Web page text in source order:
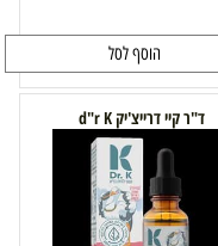
הוסף לסל
ד"ר קיי דרייצ'יק d"r K